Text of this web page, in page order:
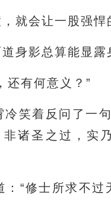
就会让一股强悍
身影总算能显露
还有何意义？”
笑着反问了一
诸圣之过，实
“修士所求不过